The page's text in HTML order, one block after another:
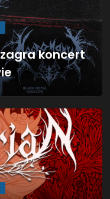
koncert